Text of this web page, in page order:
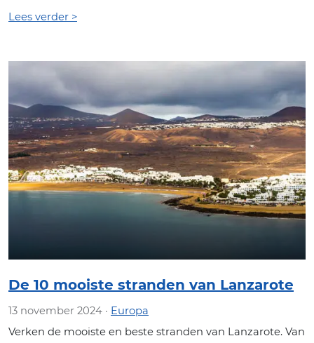
Lees verder >
De 10 mooiste stranden van Lanzarote
13 november 2024 · Europa
Verken de mooiste en beste stranden van Lanzarote. Van